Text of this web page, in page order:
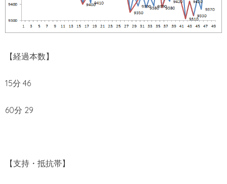
【経過本数】
15分 46
60分 29
【支持・抵抗帯】